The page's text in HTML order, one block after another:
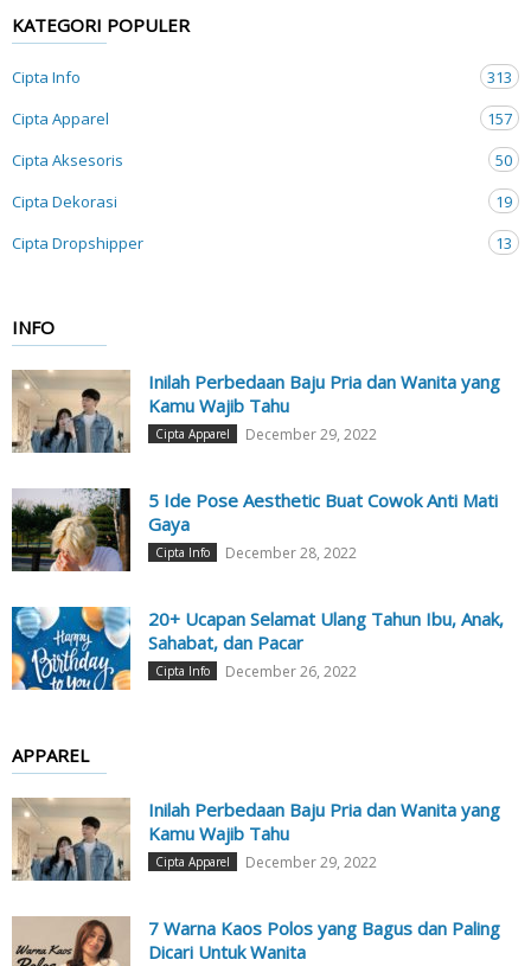
KATEGORI POPULER
Cipta Info
313
Cipta Apparel
157
Cipta Aksesoris
50
Cipta Dekorasi
19
Cipta Dropshipper
13
INFO
Inilah Perbedaan Baju Pria dan Wanita yang
Kamu Wajib Tahu
Cipta Apparel December 29, 2022
5 Ide Pose Aesthetic Buat Cowok Anti Mati
Gaya
Cipta Info December 28, 2022
20+ Ucapan Selamat Ulang Tahun Ibu, Anak,
Sahabat, dan Pacar
Cipta Info December 26, 2022
APPAREL
Inilah Perbedaan Baju Pria dan Wanita yang
Kamu Wajib Tahu
Cipta Apparel December 29, 2022
7 Warna Kaos Polos yang Bagus dan Paling
Dicari Untuk Wanita